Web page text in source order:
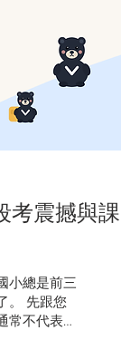
立」：老
考震撼與課
小總是前三
。 先跟您
常不代表孩